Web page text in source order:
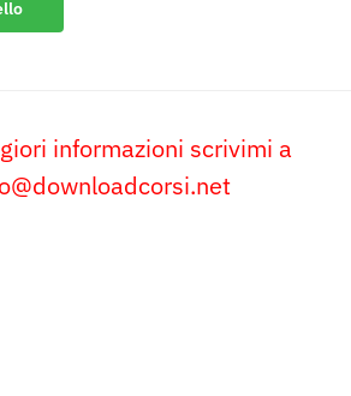
informazioni scrivimi a